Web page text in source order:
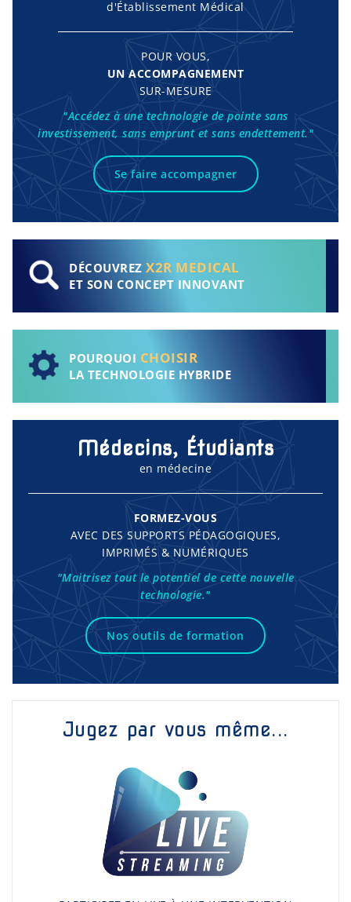
d'Établissement Médical
POUR VOUS,
UN ACCOMPAGNEMENT
SUR-MESURE
"Accédez à une technologie de pointe sans
investissement, sans emprunt et sans endettement."
Se faire accompagner
DÉCOUVREZ X2R MEDICAL
ET SON CONCEPT INNOVANT
POURQUOI CHOISIR
LA TECHNOLOGIE HYBRIDE
Médecins, Étudiants
en médecine
FORMEZ-VOUS
AVEC DES SUPPORTS PÉDAGOGIQUES,
IMPRIMÉS & NUMÉRIQUES
"Maitrisez tout le potentiel de cette nouvelle
technologie."
Nos outils de formation
Jugez par vous même...